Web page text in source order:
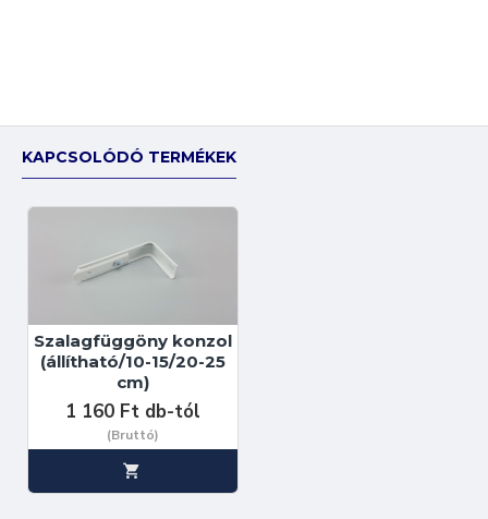
KAPCSOLÓDÓ TERMÉKEK
Szalagfüggöny konzol
(állítható/10-15/20-25
cm)
1 160 Ft db-tól
(Bruttó)